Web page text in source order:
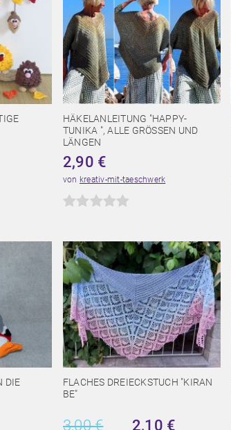
HÄKELANLEITUNG "HAPPY-
TUNIKA ", ALLE GRÖSSEN UND L
ÄNGEN
2,90 €
von kreativ-mit-taeschwerk
DIE
FLACHES DREIECKSTUCH "KIRAN
BE"
3,00€ 2,10 €